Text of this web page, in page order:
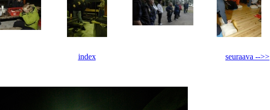
index seuraava -->>